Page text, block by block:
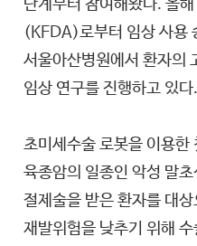
단계부터 참여해왔다. 올
(KFDA)로부터 임상 사용
서울아산병원에서 환자의
임상 연구를 진행하고 있다.
초미세수술 로봇을 이용한
육종암의 일종인 악성 말
절제술을 받은 환자를 대
재발위험을 낮추기 위해